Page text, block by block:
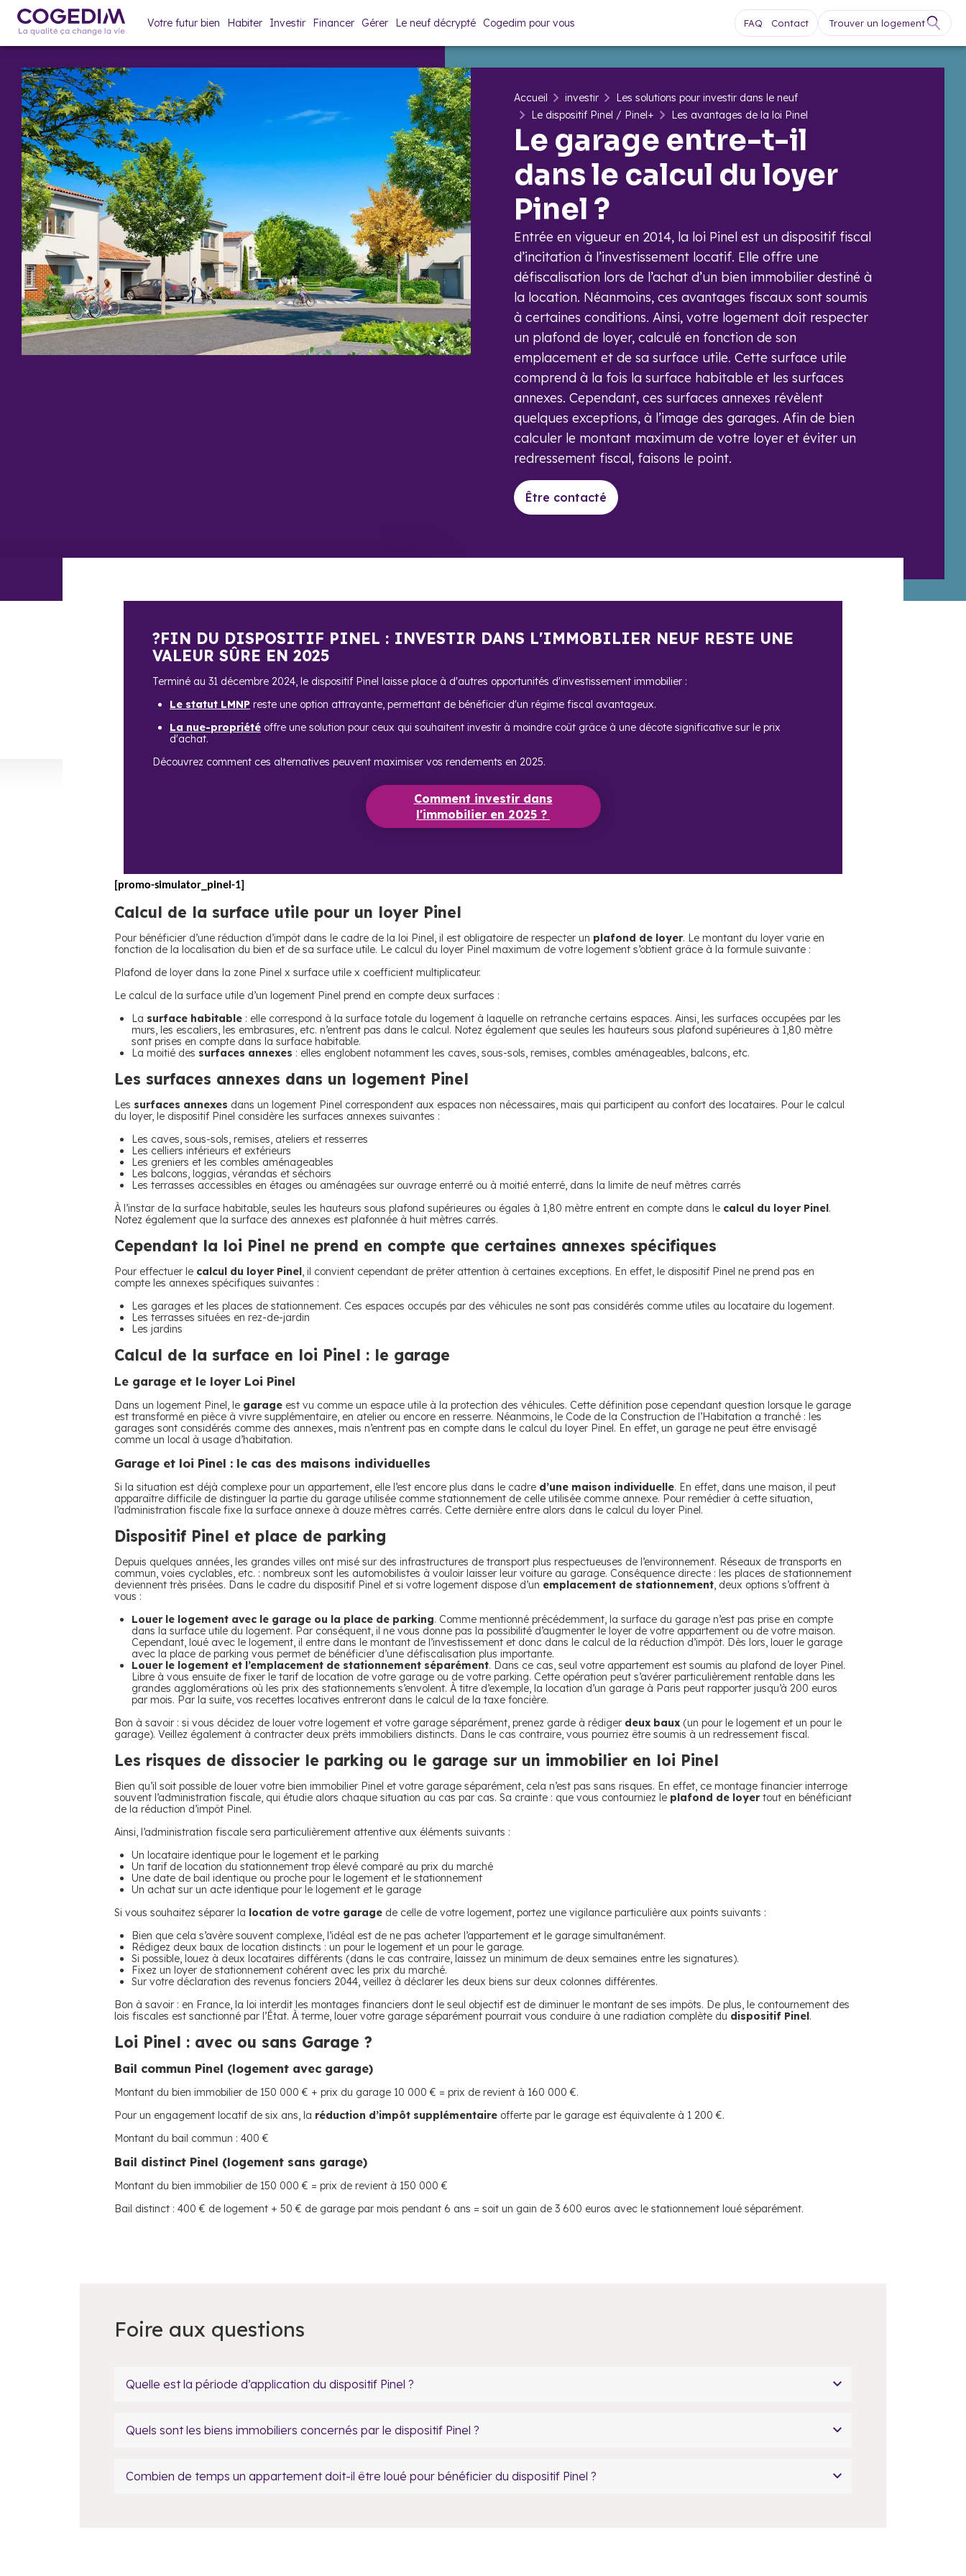
Votre futur bien Habiter Investir Financer Gérer Le neuf décrypté Cogedim pour vous FAQ Contact Trouver un logement
Accueil investir
Les solutions pour investir dans le neuf
Le dispositif Pinel / Pinel+
Les avantages de la loi Pinel
Le garage entre-t-il
dans le calcul du loyer
Pinel ?
Entrée en vigueur en 2014, la loi Pinel est un dispositif fiscal
d’incitation à l’investissement locatif. Elle offre une
défiscalisation lors de l’achat d’un bien immobilier destiné à
la location. Néanmoins, ces avantages fiscaux sont soumis
à certaines conditions. Ainsi, votre logement doit respecter
un plafond de loyer, calculé en fonction de son
emplacement et de sa surface utile. Cette surface utile
comprend à la fois la surface habitable et les surfaces
annexes. Cependant, ces surfaces annexes révèlent
quelques exceptions, à l’image des garages. Afin de bien
calculer le montant maximum de votre loyer et éviter un
redressement fiscal, faisons le point.
Être contacté
?FIN DU DISPOSITIF PINEL : INVESTIR DANS L'IMMOBILIER NEUF RESTE UNE
VALEUR SÛRE EN 2025
Terminé au 31 décembre 2024, le dispositif Pinel laisse place à d'autres opportunités d'investissement immobilier :
Le statut LMNP reste une option attrayante, permettant de bénéficier d'un régime fiscal avantageux.
La nue-propriété offre une solution pour ceux qui souhaitent investir à moindre coût grâce à une décote significative sur le prix
d'achat.
Découvrez comment ces alternatives peuvent maximiser vos rendements en 2025.
Comment investir dans
l'immobilier en 2025 ?
[promo-simulator_pinel-1]
Calcul de la surface utile pour un loyer Pinel
Pour bénéficier d’une réduction d’impôt dans le cadre de la loi Pinel, il est obligatoire de respecter un plafond de loyer. Le montant du loyer varie en
fonction de la localisation du bien et de sa surface utile. Le calcul du loyer Pinel maximum de votre logement s’obtient grâce à la formule suivante :
Plafond de loyer dans la zone Pinel x surface utile x coefficient multiplicateur.
Le calcul de la surface utile d’un logement Pinel prend en compte deux surfaces :
La surface habitable : elle correspond à la surface totale du logement à laquelle on retranche certains espaces. Ainsi, les surfaces occupées par les
murs, les escaliers, les embrasures, etc. n’entrent pas dans le calcul. Notez également que seules les hauteurs sous plafond supérieures à 1,80 mètre
sont prises en compte dans la surface habitable.
La moitié des surfaces annexes : elles englobent notamment les caves, sous-sols, remises, combles aménageables, balcons, etc.
Les surfaces annexes dans un logement Pinel
Les surfaces annexes dans un logement Pinel correspondent aux espaces non nécessaires, mais qui participent au confort des locataires. Pour le calcul
du loyer, le dispositif Pinel considère les surfaces annexes suivantes :
Les caves, sous-sols, remises, ateliers et resserres
Les celliers intérieurs et extérieurs
Les greniers et les combles aménageables
Les balcons, loggias, vérandas et séchoirs
Les terrasses accessibles en étages ou aménagées sur ouvrage enterré ou à moitié enterré, dans la limite de neuf mètres carrés
À l’instar de la surface habitable, seules les hauteurs sous plafond supérieures ou égales à 1,80 mètre entrent en compte dans le calcul du loyer Pinel.
Notez également que la surface des annexes est plafonnée à huit mètres carrés.
Cependant la loi Pinel ne prend en compte que certaines annexes spécifiques
Pour effectuer le calcul du loyer Pinel, il convient cependant de prêter attention à certaines exceptions. En effet, le dispositif Pinel ne prend pas en
compte les annexes spécifiques suivantes :
Les garages et les places de stationnement. Ces espaces occupés par des véhicules ne sont pas considérés comme utiles au locataire du logement.
Les terrasses situées en rez-de-jardin
Les jardins
Calcul de la surface en loi Pinel : le garage
Le garage et le loyer Loi Pinel
Dans un logement Pinel, le garage est vu comme un espace utile à la protection des véhicules. Cette définition pose cependant question lorsque le garage
est transformé en pièce à vivre supplémentaire, en atelier ou encore en resserre. Néanmoins, le Code de la Construction de l’Habitation a tranché : les
garages sont considérés comme des annexes, mais n’entrent pas en compte dans le calcul du loyer Pinel. En effet, un garage ne peut être envisagé
comme un local à usage d’habitation.
Garage et loi Pinel : le cas des maisons individuelles
Si la situation est déjà complexe pour un appartement, elle l’est encore plus dans le cadre d’une maison individuelle. En effet, dans une maison, il peut
apparaître difficile de distinguer la partie du garage utilisée comme stationnement de celle utilisée comme annexe. Pour remédier à cette situation,
l’administration fiscale fixe la surface annexe à douze mètres carrés. Cette dernière entre alors dans le calcul du loyer Pinel.
Dispositif Pinel et place de parking
Depuis quelques années, les grandes villes ont misé sur des infrastructures de transport plus respectueuses de l’environnement. Réseaux de transports en
commun, voies cyclables, etc. : nombreux sont les automobilistes à vouloir laisser leur voiture au garage. Conséquence directe : les places de stationnement
deviennent très prisées. Dans le cadre du dispositif Pinel et si votre logement dispose d’un emplacement de stationnement, deux options s’offrent à
vous :
Louer le logement avec le garage ou la place de parking. Comme mentionné précédemment, la surface du garage n’est pas prise en compte
dans la surface utile du logement. Par conséquent, il ne vous donne pas la possibilité d’augmenter le loyer de votre appartement ou de votre maison.
Cependant, loué avec le logement, il entre dans le montant de l’investissement et donc dans le calcul de la réduction d’impôt. Dès lors, louer le garage
avec la place de parking vous permet de bénéficier d’une défiscalisation plus importante.
Louer le logement et l’emplacement de stationnement séparément. Dans ce cas, seul votre appartement est soumis au plafond de loyer Pinel.
Libre à vous ensuite de fixer le tarif de location de votre garage ou de votre parking. Cette opération peut s’avérer particulièrement rentable dans les
grandes agglomérations où les prix des stationnements s’envolent. À titre d’exemple, la location d’un garage à Paris peut rapporter jusqu’à 200 euros
par mois. Par la suite, vos recettes locatives entreront dans le calcul de la taxe foncière.
Bon à savoir : si vous décidez de louer votre logement et votre garage séparément, prenez garde à rédiger deux baux (un pour le logement et un pour le
garage). Veillez également à contracter deux prêts immobiliers distincts. Dans le cas contraire, vous pourriez être soumis à un redressement fiscal.
Les risques de dissocier le parking ou le garage sur un immobilier en loi Pinel
Bien qu’il soit possible de louer votre bien immobilier Pinel et votre garage séparément, cela n’est pas sans risques. En effet, ce montage financier interroge
souvent l’administration fiscale, qui étudie alors chaque situation au cas par cas. Sa crainte : que vous contourniez le plafond de loyertout en bénéficiant
de la réduction d’impôt Pinel.
Ainsi, l’administration fiscale sera particulièrement attentive aux éléments suivants :
Un locataire identique pour le logement et le parking
Un tarif de location du stationnement trop élevé comparé au prix du marché
Une date de bail identique ou proche pour le logement et le stationnement
Un achat sur un acte identique pour le logement et le garage
Si vous souhaitez séparer la location de votre garage de celle de votre logement, portez une vigilance particulière aux points suivants :
Bien que cela s’avère souvent complexe, l’idéal est de ne pas acheter l’appartement et le garage simultanément.
Rédigez deux baux de location distincts : un pour le logement et un pour le garage.
Si possible, louez à deux locataires différents (dans le cas contraire, laissez un minimum de deux semaines entre les signatures).
Fixez un loyer de stationnement cohérent avec les prix du marché.
Sur votre déclaration des revenus fonciers 2044, veillez à déclarer les deux biens sur deux colonnes différentes.
Bon à savoir : en France, la loi interdit les montages financiers dont le seul objectif est de diminuer le montant de ses impôts. De plus, le contournement des
lois fiscales est sanctionné par l’État. À terme, louer votre garage séparément pourrait vous conduire à une radiation complète du dispositif Pinel.
Loi Pinel : avec ou sans Garage ?
Bail commun Pinel (logement avec garage)
Montant du bien immobilier de 150 000 € + prix du garage 10 000 € = prix de revient à 160 000 €.
Pour un engagement locatif de six ans, la réduction d’impôt supplémentaire offerte par le garage est équivalente à 1 200 €.
Montant du bail commun : 400 €
Bail distinct Pinel (logement sans garage)
Montant du bien immobilier de 150 000 € = prix de revient à 150 000 €
Bail distinct : 400 € de logement + 50 € de garage par mois pendant 6 ans = soit un gain de 3 600 euros avec le stationnement loué séparément.
Foire aux questions
Quelle est la période d’application du dispositif Pinel ?
Quels sont les biens immobiliers concernés par le dispositif Pinel ?
Combien de temps un appartement doit-il être loué pour bénéficier du dispositif Pinel ?